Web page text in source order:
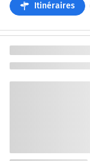
Itinéraires